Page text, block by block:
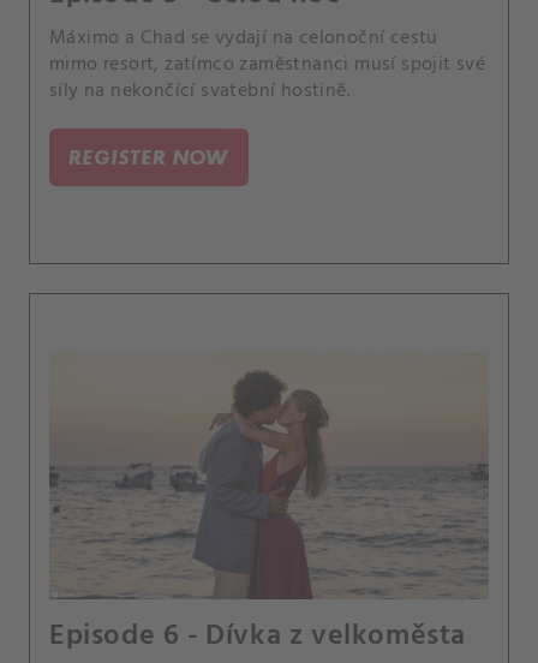
Máximo a Chad se vydají na celonoční cestu
mimo resort, zatímco zaměstnanci musí spojit své
síly na nekončící svatební hostině.
REGISTER NOW
Episode 6 - Dívka z velkoměsta